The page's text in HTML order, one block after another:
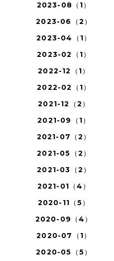
2023-08（1）
2023-06（2）
2023-04（1）
2023-02（1）
2022-12（1）
2022-02（1）
2021-12（2）
2021-09（1）
2021-07（2）
2021-05（2）
2021-03（2）
2021-01（4）
2020-11（5）
2020-09（4）
2020-07（1）
2020-05（5）